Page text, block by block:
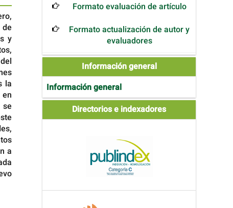
y
la
a
Formato evaluación de artículo
Formato actualización de autor y
evaluadores
Información general
Información general
Directories
and
Directorios e indexadores